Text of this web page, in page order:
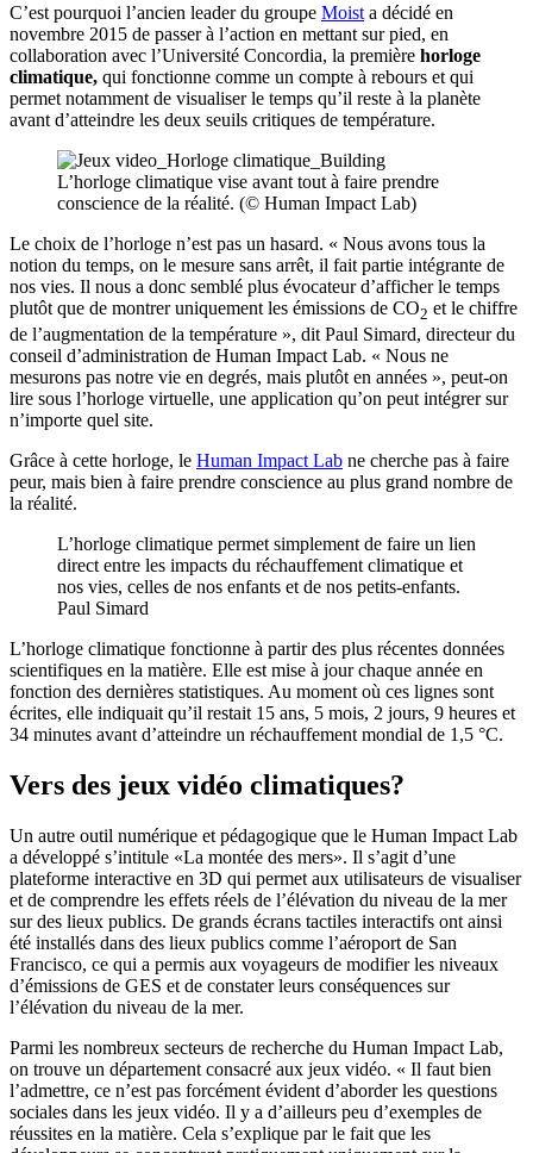
C’est pourquoi l’ancien leader du groupe Moist a décidé en
novembre 2015 de passer à l’action en mettant sur pied, en
collaboration avec l’Université Concordia, la première horloge
climatique, qui fonctionne comme un compte à rebours et qui
permet notamment de visualiser le temps qu’il reste à la planète
avant d’atteindre les deux seuils critiques de température.
L’horloge climatique vise avant tout à faire prendre
conscience de la réalité. (© Human Impact Lab)
Le choix de l’horloge n’est pas un hasard. « Nous avons tous la
notion du temps, on le mesure sans arrêt, il fait partie intégrante de
nos vies. Il nous a donc semblé plus évocateur d’afficher le temps
plutôt que de montrer uniquement les émissions de CO2 et le chiffre
de l’augmentation de la température », dit Paul Simard, directeur du
conseil d’administration de Human Impact Lab. « Nous ne
mesurons pas notre vie en degrés, mais plutôt en années », peut-on
lire sous l’horloge virtuelle, une application qu’on peut intégrer sur
n’importe quel site.
Grâce à cette horloge, le Human Impact Lab ne cherche pas à faire
peur, mais bien à faire prendre conscience au plus grand nombre de
la réalité.
L’horloge climatique permet simplement de faire un lien
direct entre les impacts du réchauffement climatique et
nos vies, celles de nos enfants et de nos petits-enfants.
Paul Simard
L’horloge climatique fonctionne à partir des plus récentes données
scientifiques en la matière. Elle est mise à jour chaque année en
fonction des dernières statistiques. Au moment où ces lignes sont
écrites, elle indiquait qu’il restait 15 ans, 5 mois, 2 jours, 9 heures et
34 minutes avant d’atteindre un réchauffement mondial de 1,5 °C.
Vers des jeux vidéo climatiques?
Un autre outil numérique et pédagogique que le Human Impact Lab
a développé s’intitule «La montée des mers». Il s’agit d’une
plateforme interactive en 3D qui permet aux utilisateurs de visualiser
et de comprendre les effets réels de l’élévation du niveau de la mer
sur des lieux publics. De grands écrans tactiles interactifs ont ainsi
été installés dans des lieux publics comme l’aéroport de San
Francisco, ce qui a permis aux voyageurs de modifier les niveaux
d’émissions de GES et de constater leurs conséquences sur
l’élévation du niveau de la mer.
Parmi les nombreux secteurs de recherche du Human Impact Lab,
on trouve un département consacré aux jeux vidéo. « Il faut bien
l’admettre, ce n’est pas forcément évident d’aborder les questions
sociales dans les jeux vidéo. Il y a d’ailleurs peu d’exemples de
réussites en la matière. Cela s’explique par le fait que les